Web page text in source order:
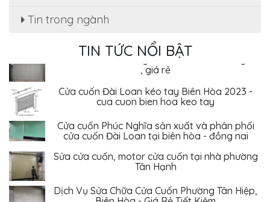
Tin trong ngành
TIN TỨC NỔI BẬT
Dịch Vụ Sửa Chữa Cửa Cuốn Phường Tân Hiệp,
Sửa cửa cuốn Phường An Bình - Biên Hòa uy tín
, giá rẻ
Cửa cuốn Đài Loan kéo tay Biên Hòa 2023 -
cua cuon bien hoa keo tay
Cửa cuốn Phúc Nghĩa sản xuất và phân phối
cửa cuốn Đài Loan tại biên hòa - đồng nai
Sửa cửa cuốn, motor cửa cuốn tại nhà phường
Tân Hạnh
Dịch Vụ Sửa Chữa Cửa Cuốn Phường Tân Hiệp,
Biên Hòa - Giá Rẻ Tiết Kiệm